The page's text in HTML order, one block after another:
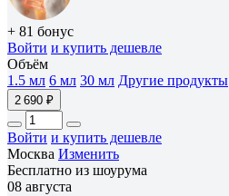
+ 81 бонус
Войти и купить дешевле
Объём
1.5 мл 6 мл 30 мл Другие продукты
2 690 ₽
Войти и купить дешевле
Москва Изменить
Бесплатно из шоурума
08 августа